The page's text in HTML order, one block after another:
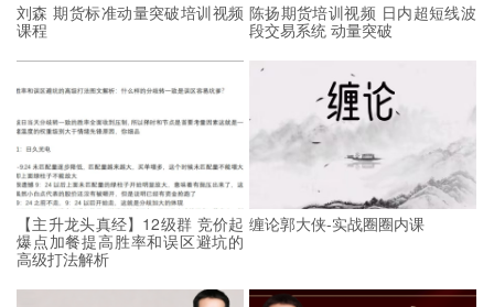
刘森 期货标准动量突破培训视频
课程
陈扬期货培训视频 日内超短线波
段交易系统 动量突破
【主升龙头真经】12级群 竞价起
爆点加餐提高胜率和误区避坑的
高级打法解析
缠论郭大侠-实战圈圈内课